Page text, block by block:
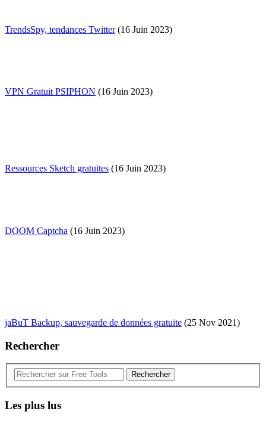
TrendsSpy, tendances Twitter(16 Juin 2023)
VPN Gratuit PSIPHON (16 Juin 2023)
Ressources Sketch gratuites (16 Juin 2023)
DOOM Captcha (16 Juin 2023)
jaBuT Backup, sauvegarde de données gratuite (25 Nov 2021)
Rechercher
Rechercher
Les plus lus